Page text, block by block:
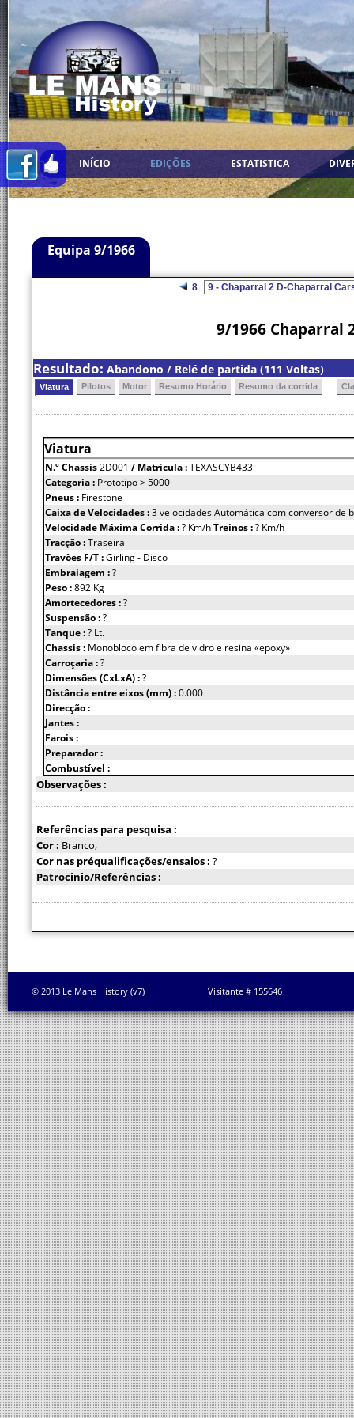
INÍCIO EDIÇÕES ESTATISTICA
Equipa 9/1966
8
9/1966 Chaparral
Resultado: Abandono / Relé de partida (111 Voltas)
Viatura Pilotos Motor Resumo Horário Resumo da corrida
Viatura
N.º Chassis2D001 / Matricula :TEXASCYB433
Categoria : Prototipo > 5000
Pneus : Firestone
Caixa de Velocidades :3 velocidades Automática com conversor de
Velocidade Máxima Corrida :? Km/hTreinos :? Km/h
Tracção :Traseira
Travões F/T :Girling - Disco
Embraiagem :?
Peso :892 Kg
Amortecedores :?
Suspensão :?
Tanque :? Lt.
Chassis : Monobloco em fibra de vidro e resina «epoxy»
Carroçaria :?
Dimensões (CxLxA) :?
Distância entre eixos (mm) :0.000
Direcção :
Jantes :
Farois :
Preparador :
Combustível :
Observações :
Referências para pesquisa :
Cor : Branco,
Cor nas préqualificações/ensaios : ?
Patrocinio/Referências :
© 2013 Le Mans History (v7) Visitante # 155646